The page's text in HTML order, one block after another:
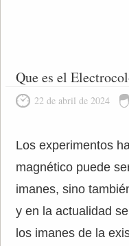
Que es el
22 de abril de 2024
Los experimentos
magnético puede
imanes, sino
y en la actualidad
los imanes de la